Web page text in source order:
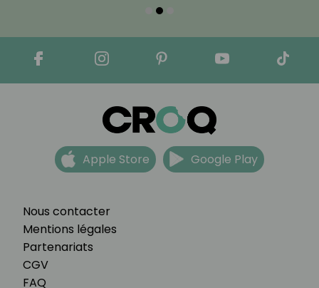
Nous contacter
Mentions légales
Partenariats
CGV
FAQ
Apple Store Google Play